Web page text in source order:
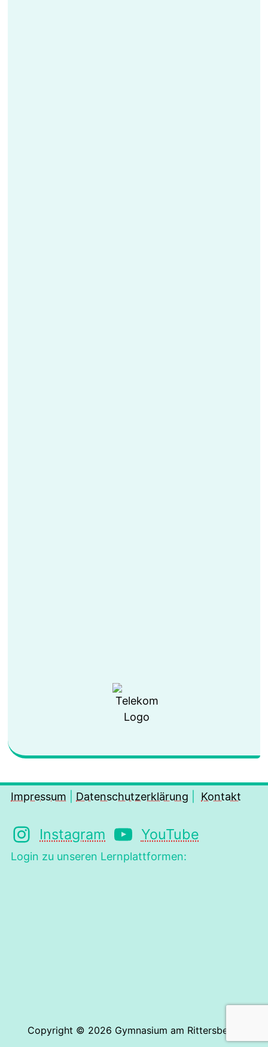
Impressum Datenschutzerklärung Kontakt
Instagram YouTube
Login zu unseren Lernplattformen:
Copyright © 2026 Gymnasium am Rittersberg